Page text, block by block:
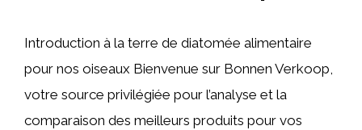
Introduction à la terre de diatomée alimentaire
pour nos oiseaux Bienvenue sur Bonnen Verkoop,
votre source privilégiée pour l’analyse et la
comparaison des meilleurs produits pour vos